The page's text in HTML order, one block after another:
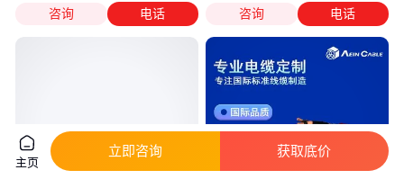
咨询 电话 咨询 电话
主页
立即咨询 获取底价